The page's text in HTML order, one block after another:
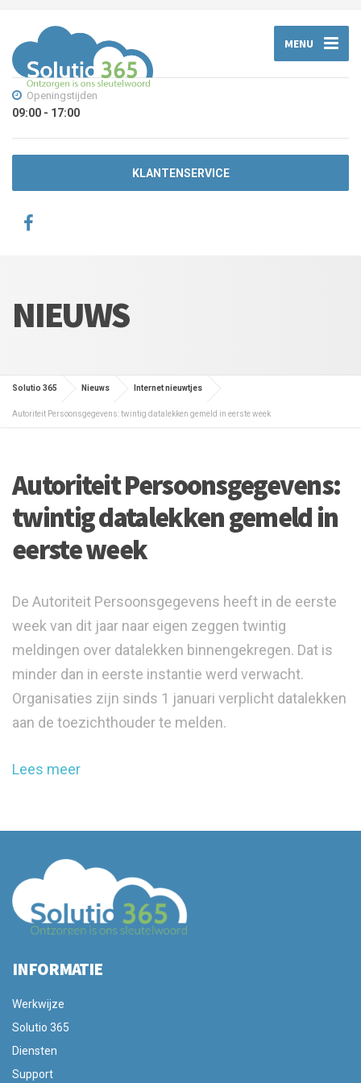
MENU
Openingstijden
09:00 - 17:00
KLANTENSERVICE
NIEUWS
Solutio 365 Nieuws Internet nieuwtjes
Autoriteit Persoonsgegevens: twintig datalekken gemeld in eerste week
Autoriteit Persoonsgegevens:
twintig datalekken gemeld in
eerste week
De Autoriteit Persoonsgegevens heeft in de eerste
week van dit jaar naar eigen zeggen twintig
meldingen over datalekken binnengekregen. Dat is
minder dan in eerste instantie werd verwacht.
Organisaties zijn sinds 1 januari verplicht datalekken
aan de toezichthouder te melden.
Lees meer
INFORMATIE
Werkwijze
Solutio 365
Diensten
Support